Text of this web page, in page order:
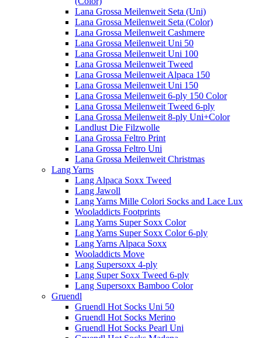
Lana Grossa Meilenweit Seta (Uni)
Lana Grossa Meilenweit Seta (Color)
Lana Grossa Meilenweit Cashmere
Lana Grossa Meilenweit Uni 50
Lana Grossa Meilenweit Uni 100
Lana Grossa Meilenweit Tweed
Lana Grossa Meilenweit Alpaca 150
Lana Grossa Meilenweit Uni 150
Lana Grossa Meilenweit 6-ply 150 Color
Lana Grossa Meilenweit Tweed 6-ply
Lana Grossa Meilenweit 8-ply Uni+Color
Landlust Die Filzwolle
Lana Grossa Feltro Print
Lana Grossa Feltro Uni
Lana Grossa Meilenweit Christmas
Lang Yarns
Lang Alpaca Soxx Tweed
Lang Jawoll
Lang Yarns Mille Colori Socks and Lace Lux
Wooladdicts Footprints
Lang Yarns Super Soxx Color
Lang Yarns Super Soxx Color 6-ply
Lang Yarns Alpaca Soxx
Wooladdicts Move
Lang Supersoxx 4-ply
Lang Super Soxx Tweed 6-ply
Lang Supersoxx Bamboo Color
Gruendl
Gruendl Hot Socks Uni 50
Gruendl Hot Socks Merino
Gruendl Hot Socks Pearl Uni